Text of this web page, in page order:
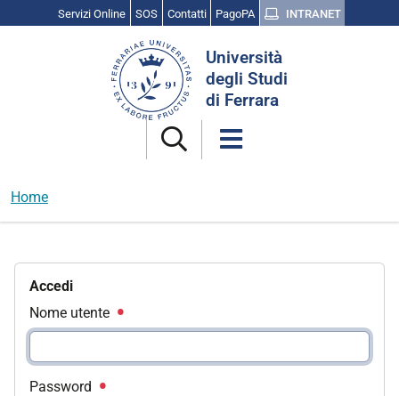
Servizi Online SOS Contatti PagoPA INTRANET
Università
degli Studi
di Ferrara
Home
Accedi
Nome utente
Password